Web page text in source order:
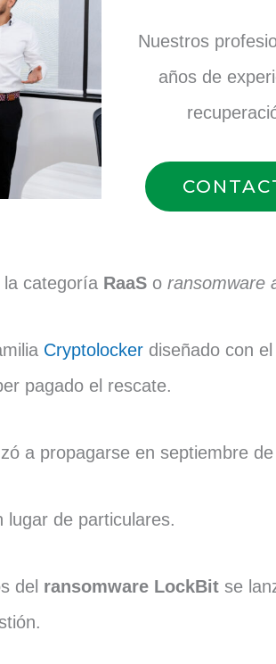
Nuestros
años de
categoría RaaS o ransomware
Cryptolocker diseñado con
pagado el rescate.
a propagarse en septiembre
lugar de particulares.
del ransomware LockBit se